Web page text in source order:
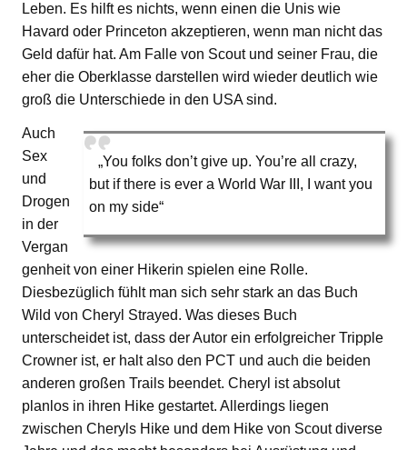
Leben. Es hilft es nichts, wenn einen die Unis wie
Havard oder Princeton akzeptieren, wenn man nicht das
Geld dafür hat. Am Falle von Scout und seiner Frau, die
eher die Oberklasse darstellen wird wieder deutlich wie
groß die Unterschiede in den USA sind.
„You folks don’t give up. You’re all crazy,
but if there is ever a World War III, I want you
on my side“
Auch
Sex
und
Drogen
in der
Vergan
genheit von einer Hikerin spielen eine Rolle.
Diesbezüglich fühlt man sich sehr stark an das Buch
Wild von Cheryl Strayed. Was dieses Buch
unterscheidet ist, dass der Autor ein erfolgreicher Tripple
Crowner ist, er halt also den PCT und auch die beiden
anderen großen Trails beendet. Cheryl ist absolut
planlos in ihren Hike gestartet. Allerdings liegen
zwischen Cheryls Hike und dem Hike von Scout diverse